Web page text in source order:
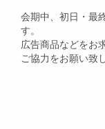
会期中、初日・最
す。
広告商品などをお
ご協力をお願い致